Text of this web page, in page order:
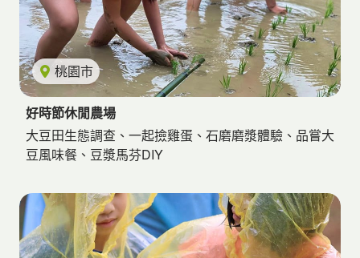
桃園市
好時節休閒農場
大豆田生態調查、一起撿雞蛋、石磨磨漿體驗、品嘗大
豆風味餐、豆漿馬芬DIY